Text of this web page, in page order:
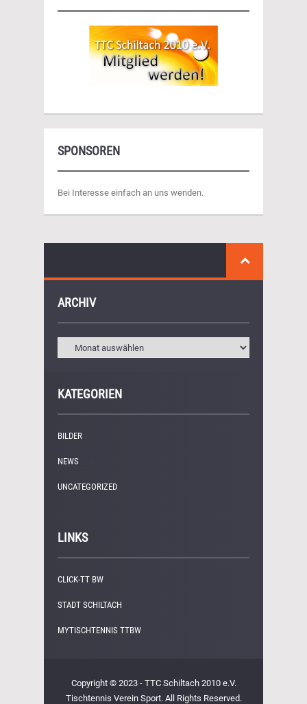
SPONSOREN
Bei Interesse einfach an uns wenden.
ARCHIV
KATEGORIEN
BILDER
NEWS
UNCATEGORIZED
LINKS
CLICK-TT BW
STADT SCHILTACH
MYTISCHTENNIS TTBW
Copyright © 2023 - TTC Schiltach 2010 e.V.
Tischtennis Verein Sport. All Rights Reserved.